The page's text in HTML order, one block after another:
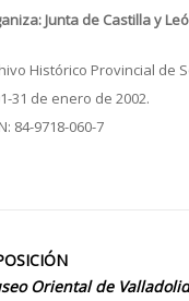
Junta de Castilla y
Histórico Provincial de
31 de enero de 2002.
84-9718-060-7
Oriental de